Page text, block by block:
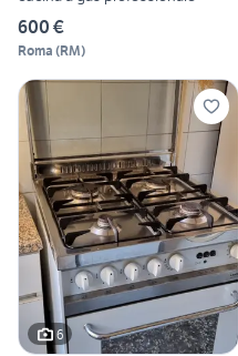
600 €
Roma (RM)
6